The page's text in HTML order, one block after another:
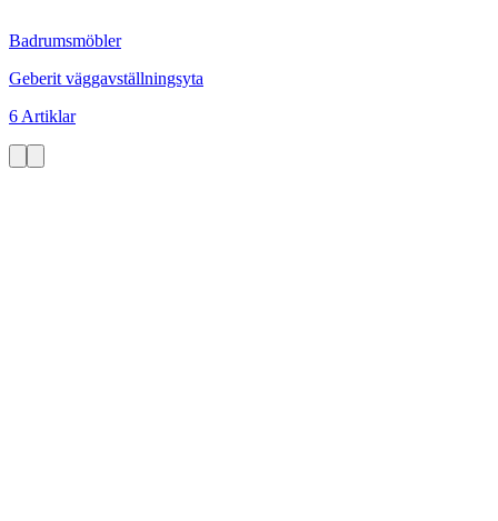
Badrumsmöbler
Geberit väggavställningsyta
6 Artiklar